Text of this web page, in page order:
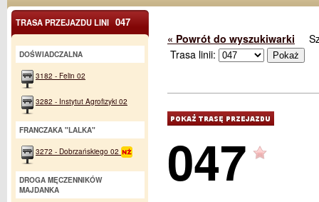
« Powrót do wyszukiwarki
Trasa linii:
047
TRASA PRZEJAZDU LINI 047
DOŚWIADCZALNA
3182 - Felin 02
3282 - Instytut Agrofizyki 02
FRANCZAKA "LALKA"
3272 - Dobrzańskiego 02
DROGA MĘCZENNIKÓW
MAJDANKA